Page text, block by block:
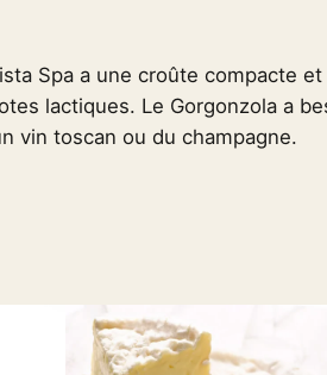
g
o
n
D
o
l
Spa a une croûte compacte
lactiques. Le Gorgonzola a
vin toscan ou du champagne.